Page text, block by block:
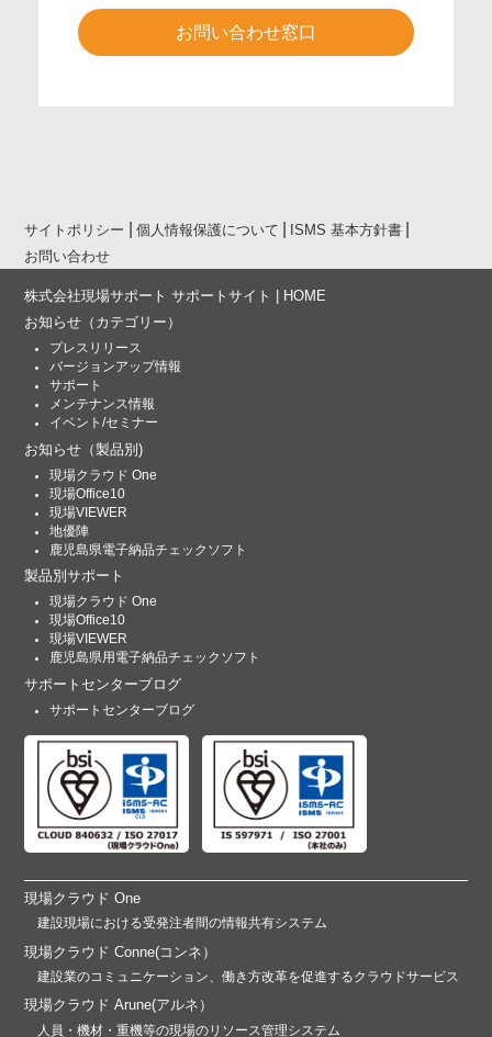
お問い合わせ窓口
サイトポリシー 個人情報保護について
ISMS 基本方針書
お問い合わせ
株式会社現場サポート サポートサイト | HOME
お知らせ （カテゴリー）
プレスリリース
バージョンアップ情報
サポート
メンテナンス情報
イベント/セミナー
お知らせ （製品別)
現場クラウド One
現場Office10
現場VIEWER
地優陣
鹿児島県電子納品チェックソフト
製品別サポート
現場クラウド One
現場Office10
現場VIEWER
鹿児島県用電子納品チェックソフト
サポートセンターブログ
サポートセンターブログ
現場クラウド One
建設現場における受発注者間の情報共有システム
現場クラウド Conne(コンネ）
建設業のコミュニケーション、働き方改革を促進するクラウドサービス
現場クラウド Arune(アルネ）
人員・機材・重機等の現場のリソース管理システム